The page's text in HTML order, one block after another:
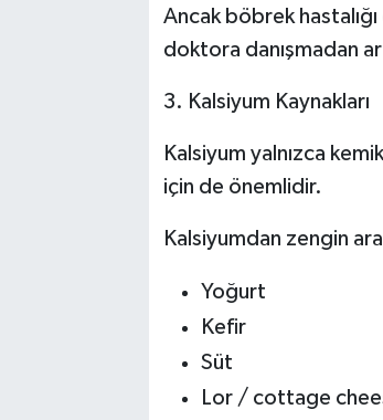
Ancak böbrek
doktora danışmadan
3. Kalsiyum Kaynakları
Kalsiyum yalnızca
için de önemlidir.
Kalsiyumdan zengin
Yoğurt
Kefir
Süt
Lor / cottage